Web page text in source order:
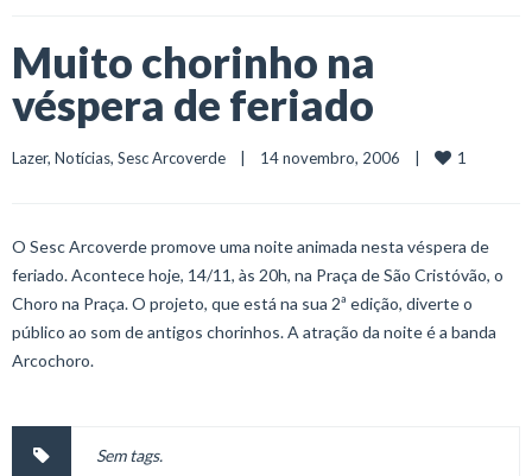
Muito chorinho na
véspera de feriado
Lazer, Notícias, Sesc Arcoverde
    |    14 novembro, 2006    |
1
O Sesc Arcoverde promove uma noite animada nesta véspera de
feriado. Acontece hoje, 14/11, às 20h, na Praça de São Cristóvão, o
Choro na Praça. O projeto, que está na sua 2ª edição, diverte o
público ao som de antigos chorinhos. A atração da noite é a banda
Arcochoro.
Sem tags.